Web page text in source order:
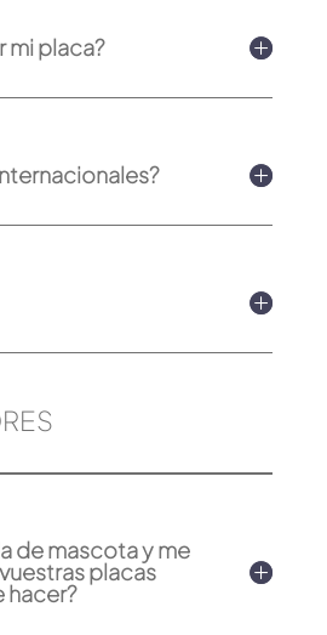
mi placa?
de mascota y me
placas
hacer?